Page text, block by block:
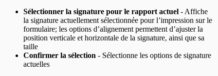
Sélectionner la signature pour le rapport actuel - Affiche
la signature actuellement sélectionnée pour l’impression sur le
formulaire; les options d’alignement permettent d’ajuster la
position verticale et horizontale de la signature, ainsi que sa
taille
Confirmer la sélection - Sélectionne les options de signature
actuelles